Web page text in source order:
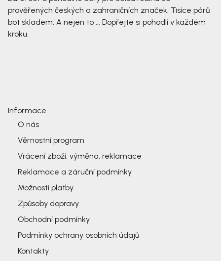
prověřených českých a zahraničních značek. Tisíce párů
bot skladem. A nejen to ... Dopřejte si pohodlí v každém
kroku.
Informace
O nás
Věrnostní program
Vrácení zboží, výměna, reklamace
Reklamace a záruční podmínky
Možnosti platby
Způsoby dopravy
Obchodní podmínky
Podmínky ochrany osobních údajů
Kontakty